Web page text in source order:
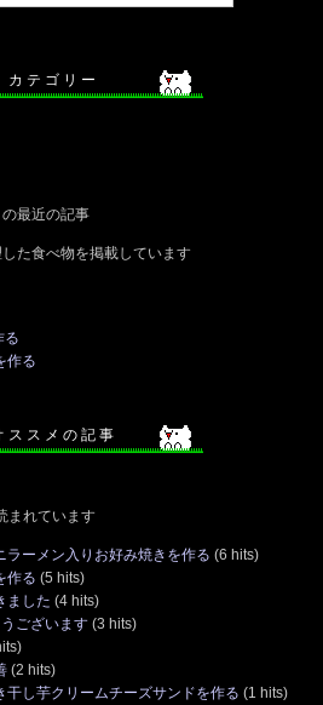
カ テ ゴ リ ー
の最近の記事
た食べ物を掲載しています
る
作る
ス ス メ の 記 事
まれています
ラーメン入りお好み焼きを作る (6 hits)
作る (5 hits)
ました (4 hits)
ございます (3 hits)
(2 hits)
干し芋クリームチーズサンドを作る (1 hits)